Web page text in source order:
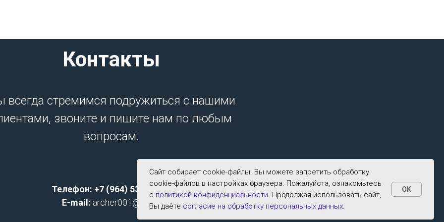
Контакты
всегда стремимся подружиться с нашими
звоните и пишите нам по любым
вопросам.
Телефон: +7 (964) 533-2591;
E-mail: archer001@list.ru
Сайт собирает cookie-файлы. Вы можете запретить обработку
cookie-файлов в настройках браузера. Пожалуйста, ознакомьтесь
с политикой конфиденциальности. Продолжая использовать сайт,
Вы даёте согласие на обработку персональных данных.
OK